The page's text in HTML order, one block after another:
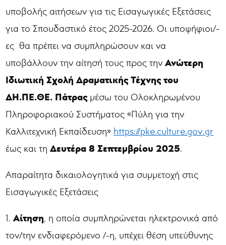
υποβολής αιτήσεων για τις Εισαγωγικές Εξετάσεις
για το Σπουδαστικό έτος 2025-2026. Οι υποψήφιοι/-
ες θα πρέπει να συμπληρώσουν και να
υποβάλλουν την αίτησή τους προς τηνΑνώτερη
Ιδιωτική Σχολή Δραματικής Τέχνης του
ΔΗ.ΠΕ.ΘΕ. Πάτρας μέσω του Ολοκληρωμένου
Πληροφοριακού Συστήματος «Πύλη για την
Καλλιτεχνική Εκπαίδευση» https://pke.culture.gov.gr
έως και τηΔευτέρα 8 Σεπτεμβρίου 2025.
Απαραίτητα δικαιολογητικά για συμμετοχή στις
Εισαγωγικές Εξετάσεις
1.Αίτηση , η οποία συμπληρώνεται ηλεκτρονικά από
τον/την ενδιαφερόμενο /-η, υπέχει θέση υπεύθυνης